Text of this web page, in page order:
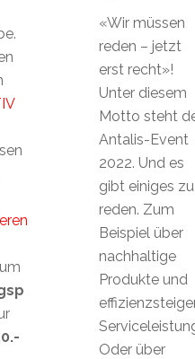
«Wir müssen
reden – jetzt
erst recht»!
Unter diesem
Motto steht
Antalis-Event
2022. Und es
gibt einiges zu
reden. Zum
Beispiel über
nachhaltige
Produkte und
Oder über